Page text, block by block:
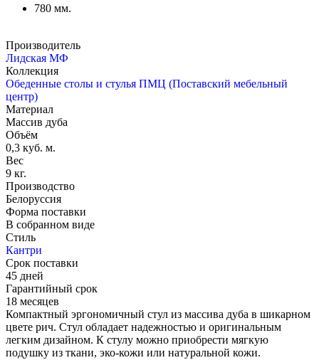
780 мм.
Производитель
Лидская МФ
Коллекция
Обеденные столы и стулья ПМЦ (Поставский мебельный
центр)
Материал
Массив дуба
Объём
0,3 куб. м.
Вес
9 кг.
Производство
Белоруссия
Форма поставки
В собранном виде
Стиль
Кантри
Срок поставки
45 дней
Гарантийный срок
18 месяцев
Компактный эргономичный стул из массива дуба в шикарном
цвете рич. Стул обладает надежностью и оригинальным
легким дизайном. К стулу можно приобрести мягкую
подушку из ткани, эко-кожи или натуральной кожи.